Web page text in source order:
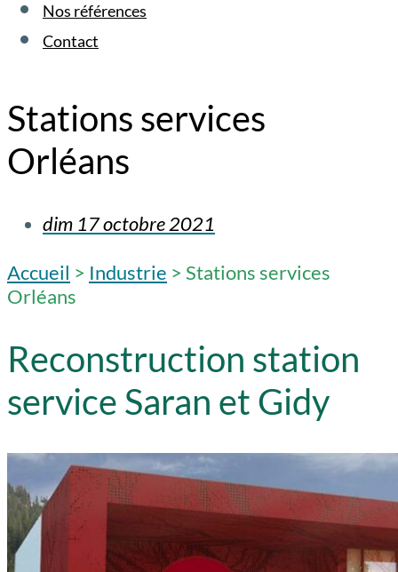
Nos références
Contact
Stations services
Orléans
dim 17 octobre 2021
Accueil > Industrie > Stations services
Orléans
Reconstruction station
service Saran et Gidy